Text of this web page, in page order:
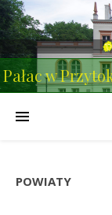
Pałac w
POWIATY